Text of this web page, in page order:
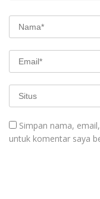
Simpan nama,
untuk komentar saya